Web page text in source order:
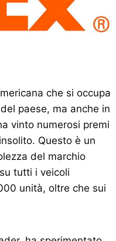
che si occupa
paese, ma anche in
vinto numerosi premi
Questo è un
del marchio
tutti i veicoli
unità, oltre che sui